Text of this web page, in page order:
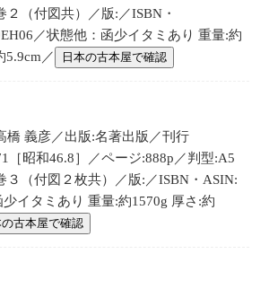
２（付図共）／版:／ISBN・
／状態他：函少イタミあり 重量:約
5.9cm／
日本の古本屋で確認
橋 義彦／出版:名著出版／刊行
［昭和46.8］／ページ:888p／判型:A5
３（付図２枚共）／版:／ISBN・ASIN:
少イタミあり 重量:約1570g 厚さ:約
の古本屋で確認